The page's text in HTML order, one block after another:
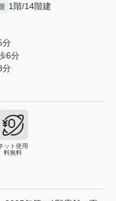
1階/14階建
分
6分
分
ット使用
料無料